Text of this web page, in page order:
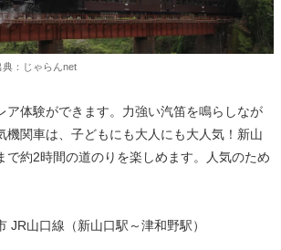
典：じゃらんnet
ア体験ができます。力強い汽笛を鳴らしなが
機関車は、子どもにも大人にも大人気！新山
で約2時間の道のりを楽しめます。人気のため
JR山口線（新山口駅～津和野駅）